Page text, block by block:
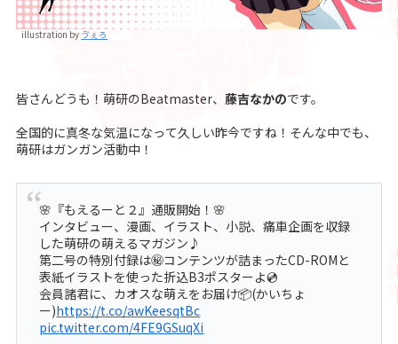
illustration by ゔぇろ
皆さんどうも！萌研のBeatmaster、藤吉なかのです。
全国的に真冬な気温になって久しい昨今ですね！そんな中でも、
萌研はガンガン活動中！
🌸『もえるーと２』通販開始！🌸
インタビュー、漫画、イラスト、小説、痛車企画を収録
した萌研の萌えるマガジン♪
第二号の特別付録は㊙コンテンツが詰まったCD-ROMと
表紙イラストを使った折込B3ポスターよ💿
会員諸君に、カオスな萌えをお届け📦(かいちょ
ー)https://t.co/awKeesqtBc
pic.twitter.com/4FE9GSuqXi